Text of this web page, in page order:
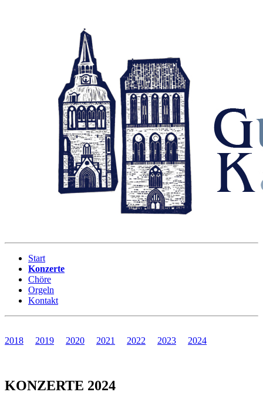
Start
Konzerte
Chöre
Orgeln
Kontakt
2018 2019 2020 2021 2022 2023 2024
KONZERTE 2024